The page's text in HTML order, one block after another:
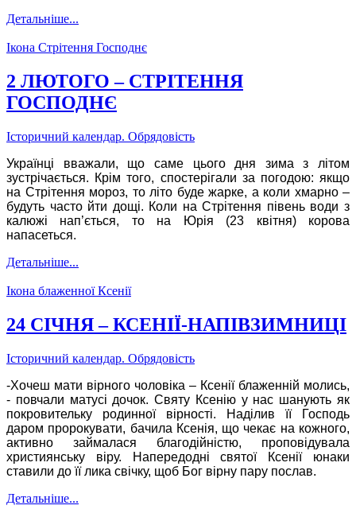
Детальніше...
Ікона Стрітення Господнє
2 ЛЮТОГО – СТРІТЕННЯ
ГОСПОДНЄ
Історичний календар. Обрядовість
Українці вважали, що саме цього дня зима з літом
зустрічається. Крім того, спостерігали за погодою: якщо
на Стрітення мороз, то літо буде жарке, а коли хмарно –
будуть часто йти дощі. Коли на Стрітення півень води з
калюжі нап’ється, то на Юрія (23 квітня) корова
напасеться.
Детальніше...
Ікона блаженної Ксенії
24 СІЧНЯ – КСЕНІЇ-НАПІВЗИМНИЦІ
Історичний календар. Обрядовість
-Хочеш мати вірного чоловіка – Ксенії блаженній молись,
- повчали матусі дочок. Святу Ксенію у нас шанують як
покровительку родинної вірності. Наділив її Господь
даром пророкувати, бачила Ксенія, що чекає на кожного,
активно займалася благодійністю, проповідувала
християнську віру. Напередодні святої Ксенії юнаки
ставили до її лика свічку, щоб Бог вірну пару послав.
Детальніше...